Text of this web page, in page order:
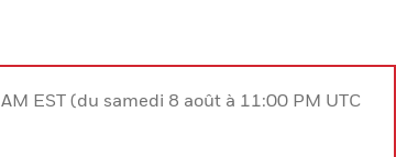
EST (du samedi 8 août à 11:00 PM UTC